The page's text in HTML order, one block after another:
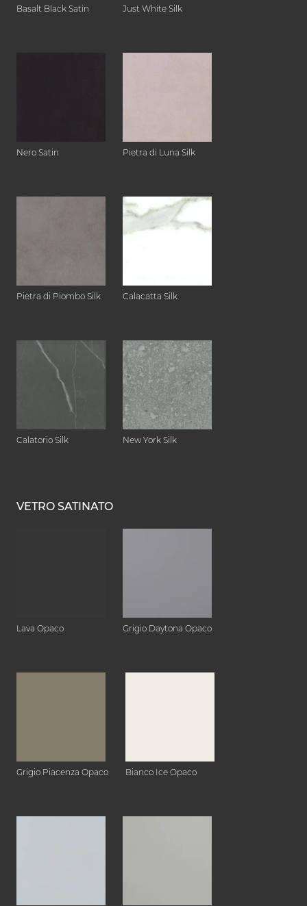
Basalt Black Satin Just White Silk
Nero Satin Pietra di Luna Silk
Pietra di Piombo Silk Calacatta Silk
Calatorio Silk New York Silk
VETRO SATINATO
Lava Opaco Grigio Daytona Opaco
Grigio Piacenza Opaco Bianco Ice Opaco